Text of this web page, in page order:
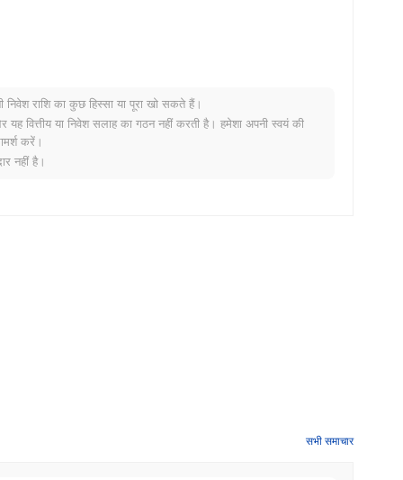
वृद्धि दर्ज की से कम प्रदर्शन किया। यह व्यापक बाजार गति के सापेक्ष BSPLT
राशि का कुछ हिस्सा या पूरा खो सकते हैं।
वित्तीय या निवेश सलाह का गठन नहीं करती है। हमेशा अपनी स्वयं की
करें।
नहीं है।
सभी समाचार